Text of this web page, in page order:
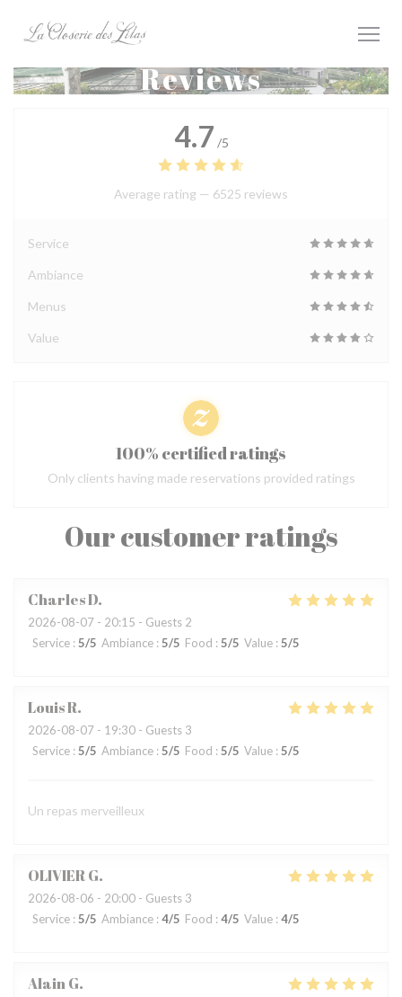
Reviews
Our customer ratings
CharlesD
2026-08-07 - 20:15 - Guests 2
Service : 5/5 Ambiance : 5/5 Food : 5/5 Value : 5/5
LouisR
2026-08-07 - 19:30 - Guests 3
Service : 5/5 Ambiance : 5/5 Food : 5/5 Value : 5/5
Un repas merveilleux
OLIVIERG
2026-08-06 - 20:00 - Guests 3
Service : 5/5 Ambiance : 4/5 Food : 4/5 Value : 4/5
AlainG
4.7 /5
Average rating — 6525 reviews
Service
Ambiance
Menus
Value
100% certified ratings
Only clients having made reservations provided ratings